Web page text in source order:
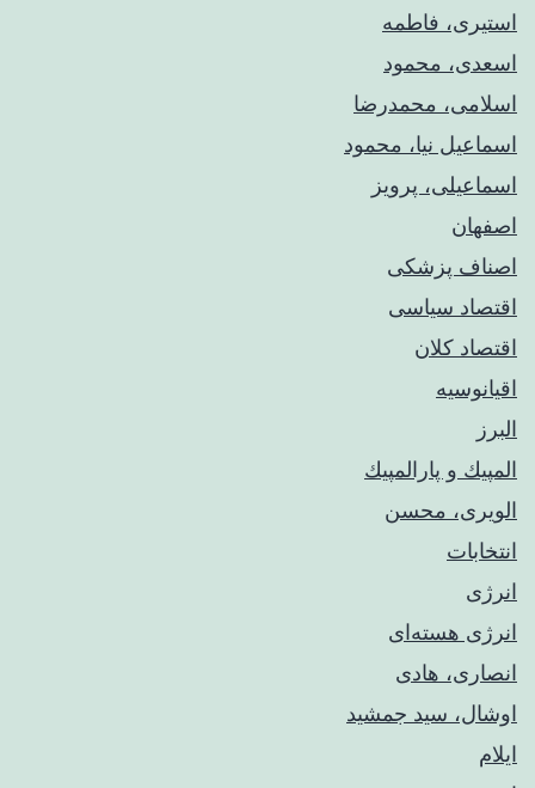
استیری، فاطمه
اسعدی، محمود
اسلامی، محمدرضا
اسماعیل نیا، محمود
اسماعیلی، پرویز
اصفهان
اصناف پزشکی
اقتصاد سیاسی
اقتصاد کلان
اقیانوسیه
البرز
المپيك و پارالمپيك
الویری، محسن
انتخابات
انرژی
انرژی هسته‌ای
انصاری، هادی
اوشال، سید جمشید
ایلام